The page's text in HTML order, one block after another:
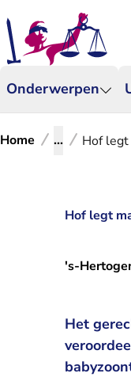
Onderwerpen
Home ... Hof legt
Hof legt
's-
Het